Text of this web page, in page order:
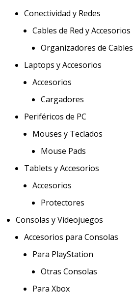
Conectividad y Redes
Cables de Red y Accesorios
Organizadores de Cables
Laptops y Accesorios
Accesorios
Cargadores
Periféricos de PC
Mouses y Teclados
Mouse Pads
Tablets y Accesorios
Accesorios
Protectores
Consolas y Videojuegos
Accesorios para Consolas
Para PlayStation
Otras Consolas
Para Xbox